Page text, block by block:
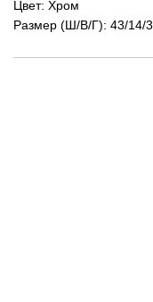
Цвет: Хром
Размер (Ш/В/Г): 43/14/3